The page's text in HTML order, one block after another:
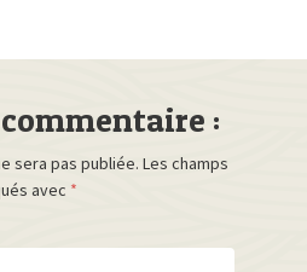
:
sera pas publiée. Les champs
avec *